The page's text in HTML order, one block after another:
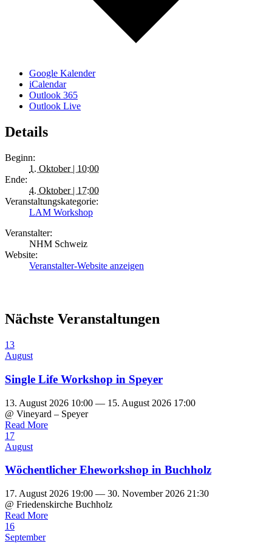
Google Kalender
iCalendar
Outlook 365
Outlook Live
Details
Beginn:
1. Oktober | 10:00
Ende:
4. Oktober | 17:00
Veranstaltungskategorie:
LAM Workshop
Veranstalter:
NHM Schweiz
Website:
Veranstalter-Website anzeigen
Nächste Veranstaltungen
13
August
Single Life Workshop in Speyer
13. August 2026 10:00 — 15. August 2026 17:00
@ Vineyard – Speyer
Read More
17
August
Wöchentlicher Eheworkshop in Buchholz
17. August 2026 19:00 — 30. November 2026 21:30
@ Friedenskirche Buchholz
Read More
16
September